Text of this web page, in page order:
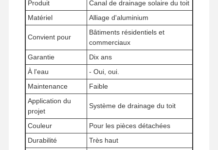
Visite De
L'usine
Contrôle
Qualité
Contactez-
Nous
Les Affaires
accrochages sismiques
Produit
Canal de drainage solaire du toit
Matériel
Alliage d'aluminium
Convient pour
Bâtiments résidentiels et
commerciaux
Garantie
Dix ans
À l'eau
- Oui, oui.
Maintenance
Faible
Application du
projet
Système de drainage du toit
Couleur
Pour les pièces détachées
Durabilité
Très haut